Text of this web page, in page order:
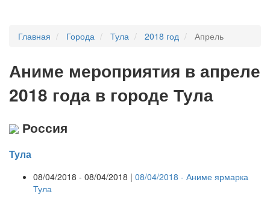
Главная Города Тула 2018 год Апрель
Аниме мероприятия в апреле
2018 года в городе Тула
Россия
Тула
08/04/2018 - 08/04/2018 | 08/04/2018 - Аниме ярмарка
Тула